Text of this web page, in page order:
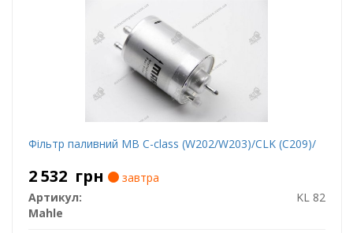
Фільтр паливний MB C-class (W202/W203)/CLK (C209)/
2 532 грн
завтра
Артикул:
KL 82
Mahle